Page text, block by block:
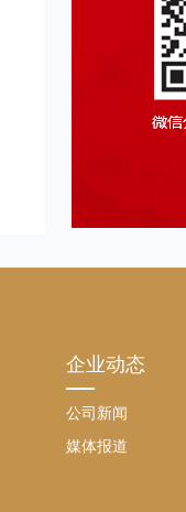
企业动态
公司新闻
媒体报道